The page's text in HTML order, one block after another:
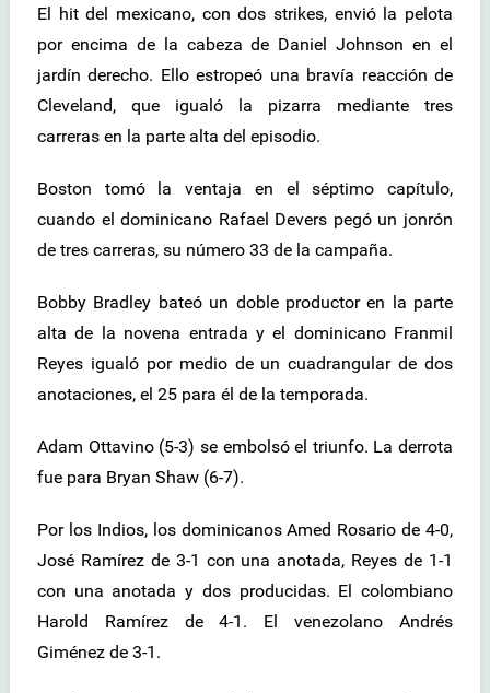
El hit del mexicano, con dos strikes, envió la pelota
por encima de la cabeza de Daniel Johnson en el
jardín derecho. Ello estropeó una bravía reacción de
Cleveland, que igualó la pizarra mediante tres
carreras en la parte alta del episodio.
Boston tomó la ventaja en el séptimo capítulo,
cuando el dominicano Rafael Devers pegó un jonrón
de tres carreras, su número 33 de la campaña.
Bobby Bradley bateó un doble productor en la parte
alta de la novena entrada y el dominicano Franmil
Reyes igualó por medio de un cuadrangular de dos
anotaciones, el 25 para él de la temporada.
Adam Ottavino (5-3) se embolsó el triunfo. La derrota
fue para Bryan Shaw (6-7).
Por los Indios, los dominicanos Amed Rosario de 4-0,
José Ramírez de 3-1 con una anotada, Reyes de 1-1
con una anotada y dos producidas. El colombiano
Harold Ramírez de 4-1. El venezolano Andrés
Giménez de 3-1.